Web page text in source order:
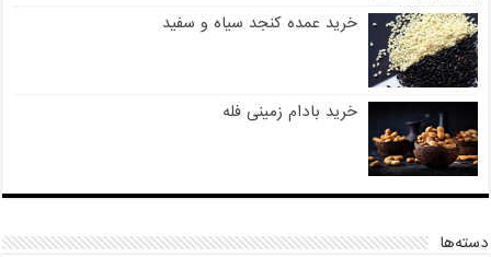
خرید عمده کنجد سیاه و سفید
خرید بادام زمینی فله
دسته‌ها